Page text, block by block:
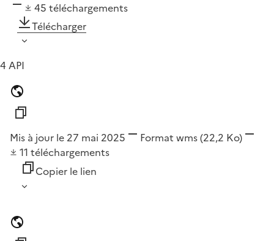
45 téléchargements
Télécharger
4 API
Mis à jour le 27 mai 2025 Format wms(22,2 Ko)
11 téléchargements
Copier le lien